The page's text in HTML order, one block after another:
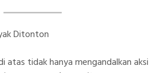
Ditonton
atas tidak hanya mengandalkan aksi